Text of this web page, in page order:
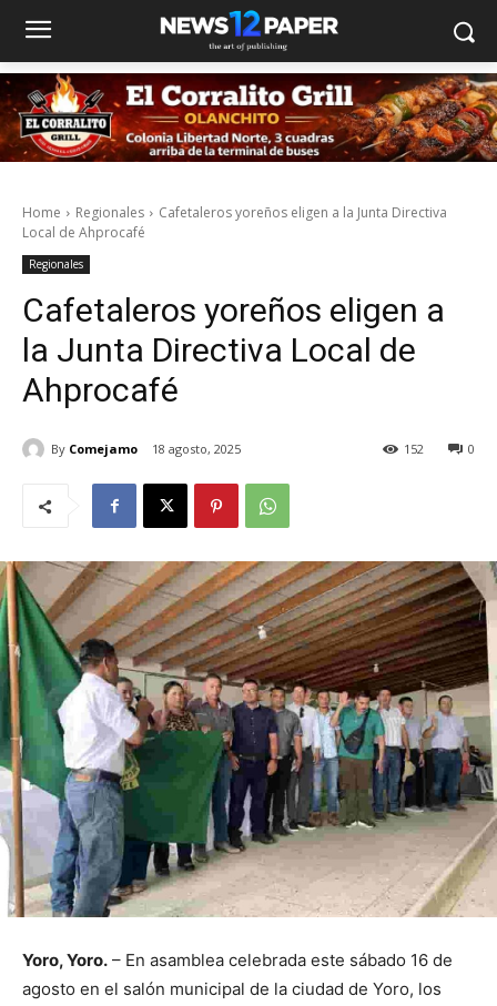
Home Regionales
Cafetaleros yoreños eligen a la Junta Directiva
Local de Ahprocafé
Regionales
Cafetaleros yoreños eligen a
la Junta Directiva Local de
Ahprocafé
By Comejamo 18 agosto, 2025 0
152
Yoro, Yoro. – En asamblea celebrada este sábado 16 de
agosto en el salón municipal de la ciudad de Yoro, los